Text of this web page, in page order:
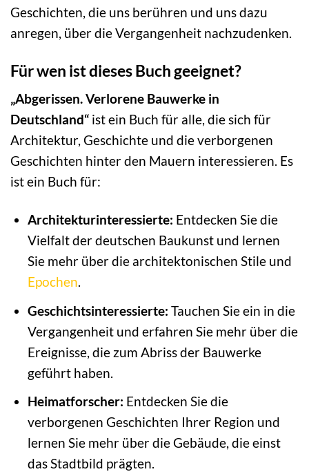
Geschichten, die uns berühren und uns dazu
anregen, über die Vergangenheit nachzudenken.
Für wen ist dieses Buch geeignet?
„Abgerissen. Verlorene Bauwerke in
Deutschland“ ist ein Buch für alle, die sich für
Architektur, Geschichte und die verborgenen
Geschichten hinter den Mauern interessieren. Es
ist ein Buch für:
Architekturinteressierte: Entdecken Sie die
Vielfalt der deutschen Baukunst und lernen
Sie mehr über die architektonischen Stile und
Epochen.
Geschichtsinteressierte: Tauchen Sie ein in die
Vergangenheit und erfahren Sie mehr über die
Ereignisse, die zum Abriss der Bauwerke
geführt haben.
Heimatforscher: Entdecken Sie die
verborgenen Geschichten Ihrer Region und
lernen Sie mehr über die Gebäude, die einst
das Stadtbild prägten.